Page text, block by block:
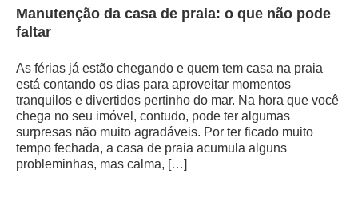
Manutenção da casa de praia: o que não pode
faltar
As férias já estão chegando e quem tem casa na praia
está contando os dias para aproveitar momentos
tranquilos e divertidos pertinho do mar. Na hora que você
chega no seu imóvel, contudo, pode ter algumas
surpresas não muito agradáveis. Por ter ficado muito
tempo fechada, a casa de praia acumula alguns
probleminhas, mas calma, […]